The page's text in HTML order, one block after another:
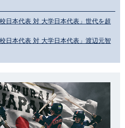
日本代表 対 大学日本代表」世代を超
日本代表 対 大学日本代表」渡辺元智